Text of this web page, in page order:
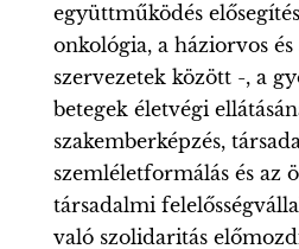
együttműködés
onkológia, a háziorvos és
szervezetek között -, a
betegek életvégi
szakemberképzés,
szemléletformálás és az
társadalmi
való szolidaritás